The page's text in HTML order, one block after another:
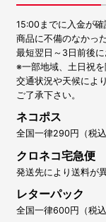
15:00までに入金が
商品に不備のなかっ
最短翌日～3日前後に
※一部地域、土日祝を
交通状況や天候によ
ご了承下さい。
ネコポス
全国一律290円（税込
クロネコ宅急便
発送先により送料が
レターパック
全国一律600円（税込